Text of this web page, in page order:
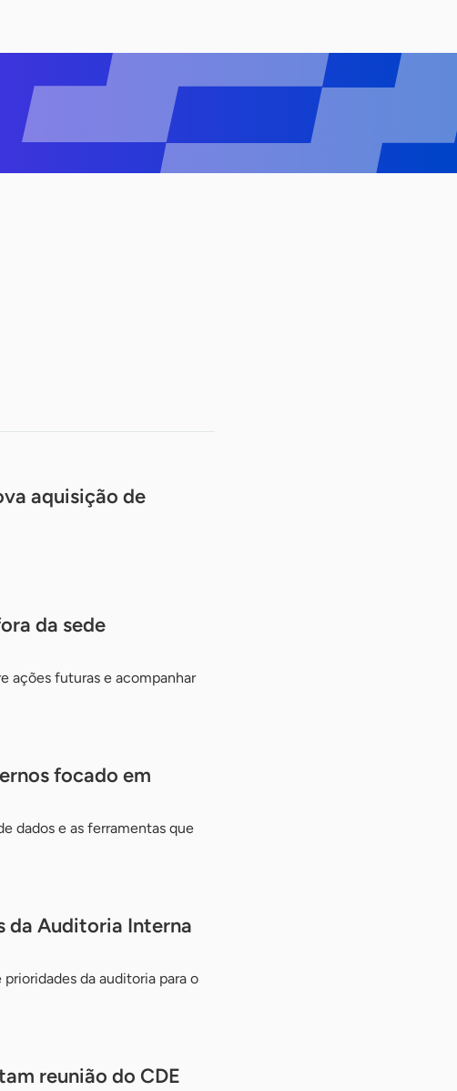
aquisição de
da sede
ações futuras e acompanhar
focado em
dados e as ferramentas que
da Auditoria Interna
da auditoria para o
reunião do CDE